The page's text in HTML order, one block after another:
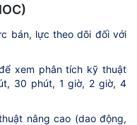
bán, lực theo dõi đối với
xem phân tích kỹ thuật
30 phút, 1 giờ, 2 giờ, 4
nâng cao (dao động,